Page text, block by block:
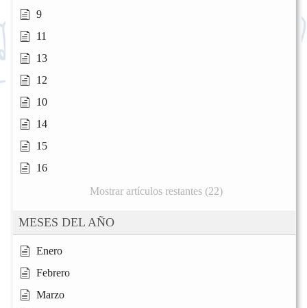
9
11
13
12
10
14
15
16
Mostrar artículos restantes (22)
MESES DEL AÑO
Enero
Febrero
Marzo